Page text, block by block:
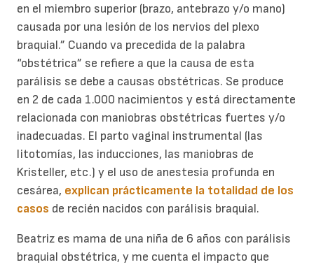
en el miembro superior (brazo, antebrazo y/o mano)
causada por una lesión de los nervios del plexo
braquial.” Cuando va precedida de la palabra
“obstétrica” se refiere a que la causa de esta
parálisis se debe a causas obstétricas. Se produce
en 2 de cada 1.000 nacimientos y está directamente
relacionada con maniobras obstétricas fuertes y/o
inadecuadas. El parto vaginal instrumental (las
litotomías, las inducciones, las maniobras de
Kristeller, etc.) y el uso de anestesia profunda en
cesárea, explican prácticamente la totalidad de los
casos de recién nacidos con parálisis braquial.
Beatriz es mama de una niña de 6 años con parálisis
braquial obstétrica, y me cuenta el impacto que